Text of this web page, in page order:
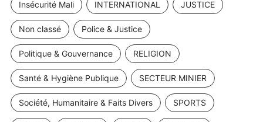
Insécurité Mali INTERNATIONAL JUSTICE
Non classé Police & Justice
Politique & Gouvernance RELIGION
Santé & Hygiène Publique SECTEUR MINIER
Société, Humanitaire & Faits Divers SPORTS